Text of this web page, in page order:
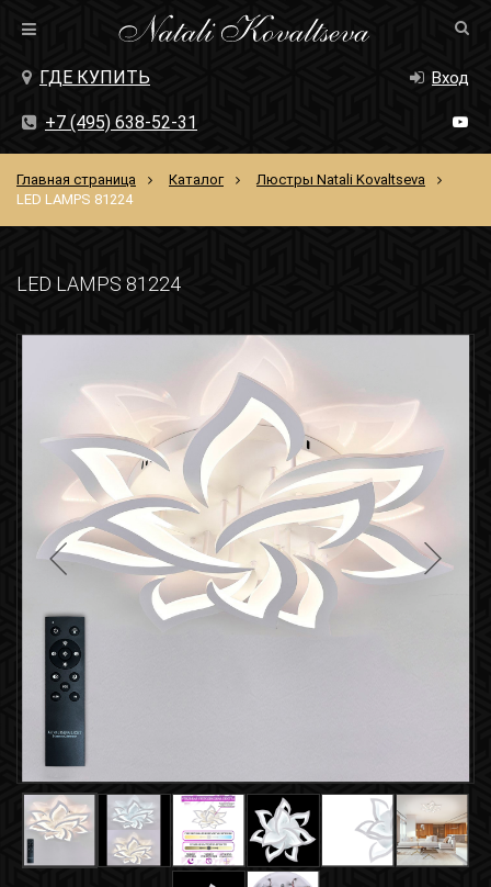
+7 (495) 638-52-31
ГДЕ КУПИТЬ Вход
Главная страница Каталог
Люстры Natali Kovaltseva
LED LAMPS 81224
LED LAMPS 81224